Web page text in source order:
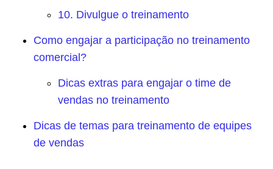
10. Divulgue o treinamento
Como engajar a participação no treinamento
comercial?
Dicas extras para engajar o time de
vendas no treinamento
Dicas de temas para treinamento de equipes
de vendas